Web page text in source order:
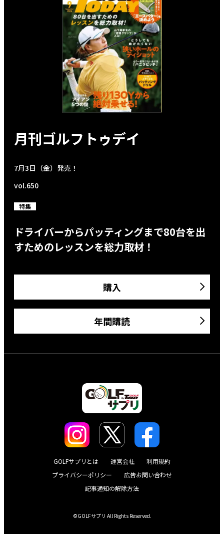
月刊ゴルフトゥデイ
7月3日（金）発売！
vol.650
特集
ドライバーからパッティングまで80台を出
すためのレッスンを総力取材！
購入
年間購読
GOLFサプリとは 運営会社
利用規約
プライバシーポリシー
広告お問い合わせ
記事通知の解除方法
©GOLFサプリ All Rights Reserved.